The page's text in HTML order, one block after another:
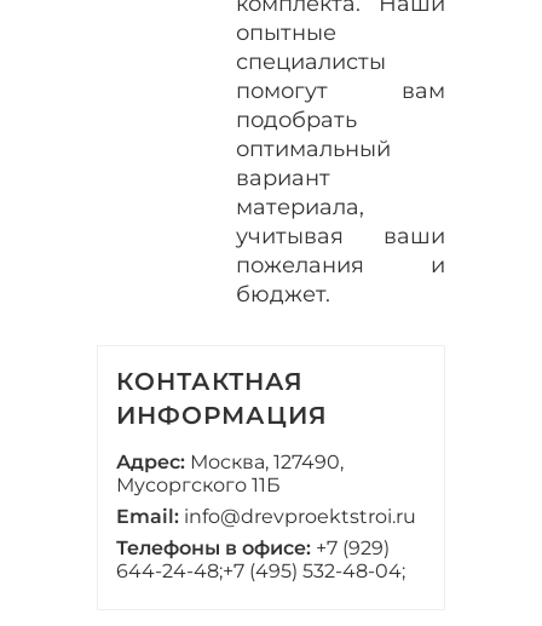
опытные
специалисты
помогут вам
подобрать
оптимальный
вариант
материала,
учитывая ваши
пожелания и
бюджет.
КОНТАКТНАЯ
ИНФОРМАЦИЯ
Адрес: Москва, 127490,
Мусоргского 11Б
Email: info@drevproektstroi.ru
Телефоны в офисе: +7 (929)
644-24-48;+7 (495) 532-48-04;